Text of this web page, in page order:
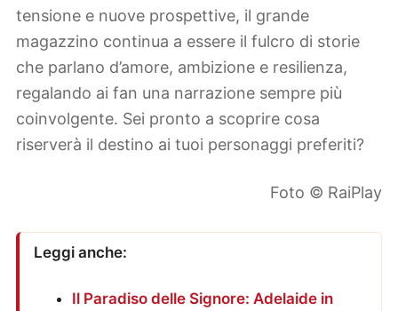
tensione e nuove prospettive, il grande
magazzino continua a essere il fulcro di storie
che parlano d’amore, ambizione e resilienza,
regalando ai fan una narrazione sempre più
coinvolgente. Sei pronto a scoprire cosa
riserverà il destino ai tuoi personaggi preferiti?
Foto © RaiPlay
Leggi anche:
Il Paradiso delle Signore: Adelaide in